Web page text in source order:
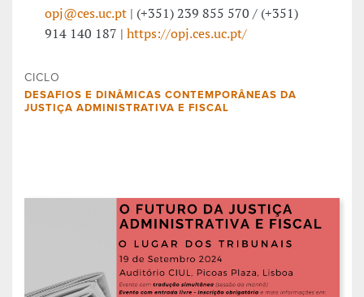
opj@ces.uc.pt | (+351) 239 855 570 / (+351)
914 140 187 | https://opj.ces.uc.pt/
CICLO
DESAFIOS E DINÂMICAS CONTEMPORÂNEAS DA
JUSTIÇA ADMINISTRATIVA E FISCAL